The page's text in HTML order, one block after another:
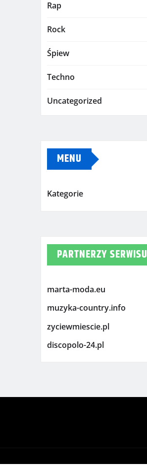
Rap
Rock
Śpiew
Techno
Uncategorized
MENU
Kategorie
PARTNERZY SERWISU
marta-moda.eu
muzyka-country.info
zyciewmiescie.pl
discopolo-24.pl